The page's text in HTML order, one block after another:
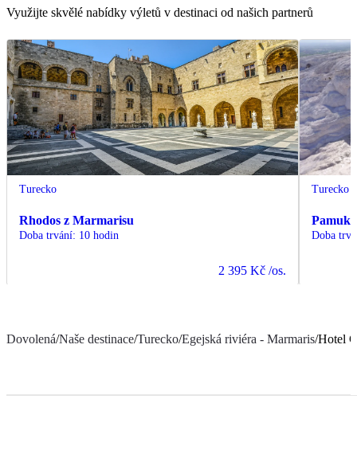
Využijte skvělé nabídky výletů v destinaci od našich partnerů
Turecko
Rhodos z Marmarisu
Doba trvání: 10 hodin
2 395 Kč /os.
Turecko
Doba
Dovolená/Naše destinace/Turecko/Egejská riviéra - Marmaris/Hotel